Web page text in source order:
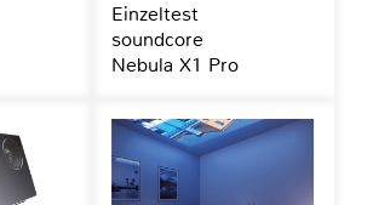
Einzeltest
soundcore
Nebula X1 Pro